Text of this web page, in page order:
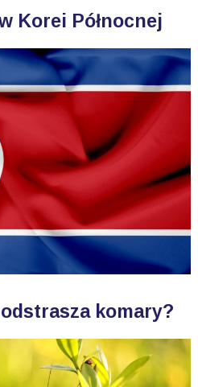
Korei Północnej
komary?